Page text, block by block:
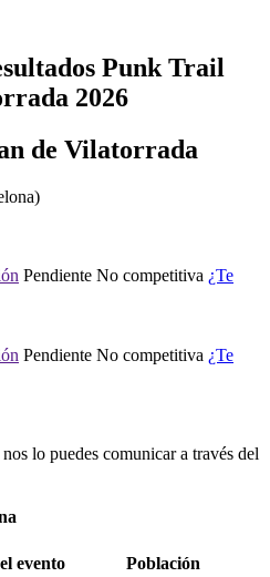
Punk Trail
2026
de Vilatorrada
Pendiente No competitiva ¿Te
Pendiente No competitiva ¿Te
lo puedes comunicar a través del
evento
Población